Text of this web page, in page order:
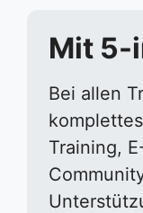
Mit 5-
Bei allen
Training,